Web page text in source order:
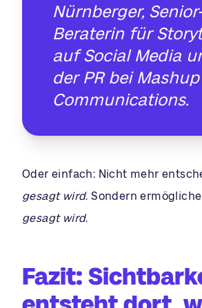
Nürnberger,
Beraterin für
auf Social Media
der PR bei Mashup
Communications.
Oder einfach: Nicht mehr
gesagt wird. Sondern
gesagt wird.
Fazit: